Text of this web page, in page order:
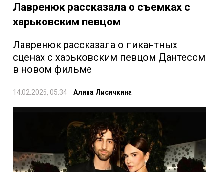
Лавренюк рассказала о съемках с
харьковским певцом
Лавренюк рассказала о пикантных
сценах с харьковским певцом Дантесом
в новом фильме
14.02.2026, 05:34 Алина Лисичкина